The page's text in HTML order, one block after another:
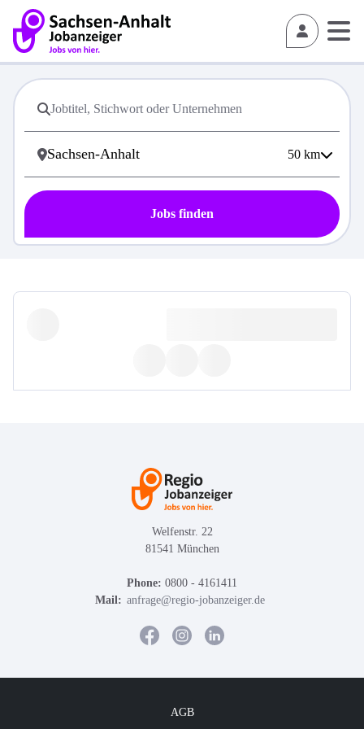
50 km
Jobs finden
Welfenstr. 22
81541 München
Phone: 0800 - 4161411
Mail: anfrage@regio-jobanzeiger.de
AGB